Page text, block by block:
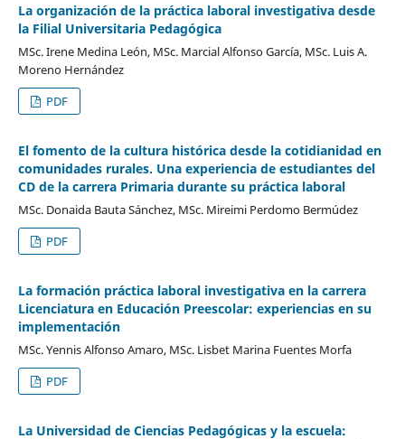
La organización de la práctica laboral investigativa desde
la Filial Universitaria Pedagógica
MSc. Irene Medina León, MSc. Marcial Alfonso García, MSc. Luis A.
Moreno Hernández
PDF
El fomento de la cultura histórica desde la cotidianidad en
comunidades rurales. Una experiencia de estudiantes del
CD de la carrera Primaria durante su práctica laboral
MSc. Donaida Bauta Sánchez, MSc. Mireimi Perdomo Bermúdez
PDF
La formación práctica laboral investigativa en la carrera
Licenciatura en Educación Preescolar: experiencias en su
implementación
MSc. Yennis Alfonso Amaro, MSc. Lisbet Marina Fuentes Morfa
PDF
La Universidad de Ciencias Pedagógicas y la escuela: